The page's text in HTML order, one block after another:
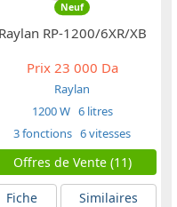
Neuf
Raylan RP-1200/6XR/XB
Prix23 000 Da
Raylan
1200 W 6 litres
3 fonctions 6 vitesses
Offres de Vente (11)
Fiche
Similaires